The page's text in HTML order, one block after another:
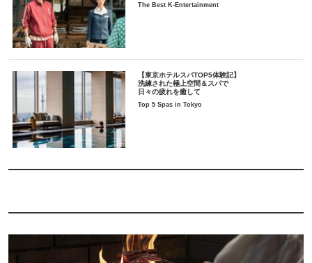
The Best K-Entertainment
【東京ホテルスパTOP5体験記】
洗練された極上空間＆スパで
日々の疲れを癒して
Top 5 Spas in Tokyo